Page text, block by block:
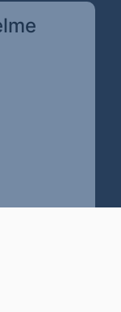
ugrik)
ugrik)
ugrik)